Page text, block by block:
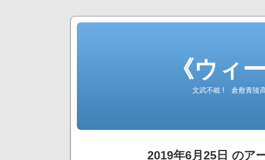
《ウィ
文武不岐 ! 倉敷青陵
2019年6月25日 のア